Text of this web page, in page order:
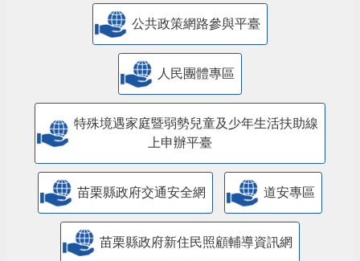
公共政策網路參與平臺
人民團體專區
特殊境遇家庭暨弱勢兒童及少年生活扶助線
上申辦平臺
苗栗縣政府交通安全網 道安專區
苗栗縣政府新住民照顧輔導資訊網